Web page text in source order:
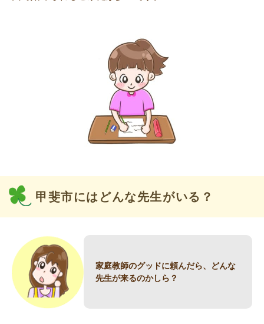
甲斐市にはどんな先生がいる？
家庭教師のグッドに頼んだら、どんな
先生が来るのかしら？